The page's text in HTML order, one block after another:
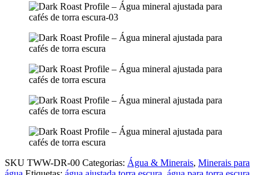
SKU TWW-DR-00 Categorias: Água & Minerais, Minerais para